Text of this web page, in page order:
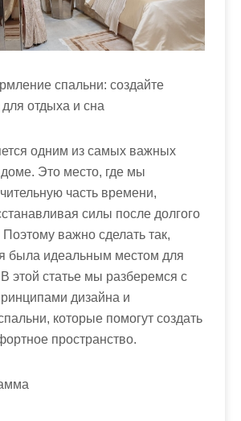
спальни: создайте
отдыха и сна
одним из самых важных
Это место, где мы
часть времени,
силы после долгого
Поэтому важно сделать так,
была идеальным местом для
этой статье мы разберемся с
дизайна и
которые помогут создать
пространство.